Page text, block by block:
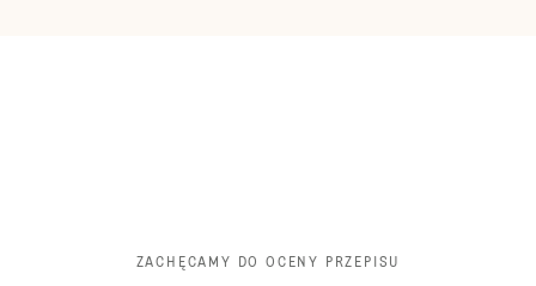
ZACHĘCAMY DO OCENY PRZEPISU